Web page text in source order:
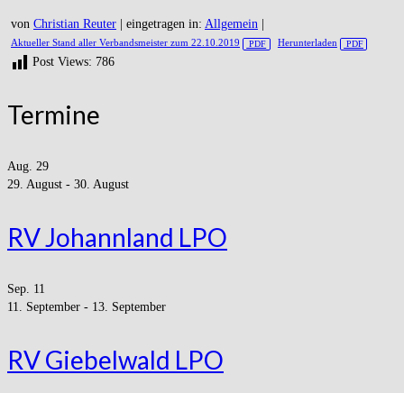
von Christian Reuter eingetragen in: Allgemein
Aktueller Stand aller Verbandsmeister zum 22.10.2019 Herunterladen
Post Views: 786
Termine
Aug. 29
29. August - 30. August
RV Johannland LPO
Sep. 11
11. September - 13. September
RV Giebelwald LPO